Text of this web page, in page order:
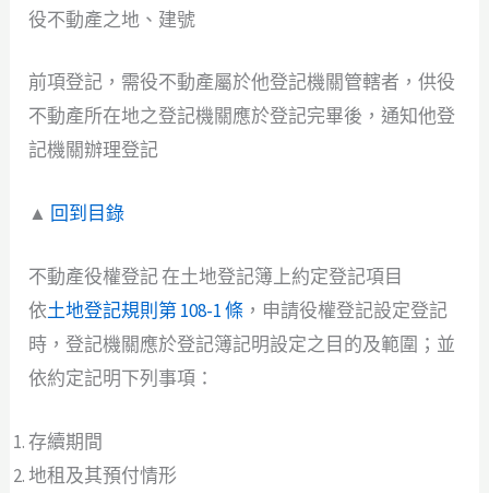
役不動產之地、建號
前項登記，需役不動產屬於他登記機關管轄者，供役
不動產所在地之登記機關應於登記完畢後，通知他登
記機關辦理登記
▲ 回到目錄
不動產役權登記 在土地登記簿上約定登記項目
依土地登記規則第 108-1 條 ，申請役權登記設定登記
時，登記機關應於登記簿記明設定之目的及範圍；並
依約定記明下列事項：
存續期間
地租及其預付情形